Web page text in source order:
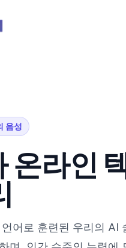
음성
온라인
어로 훈련된 우리의 AI